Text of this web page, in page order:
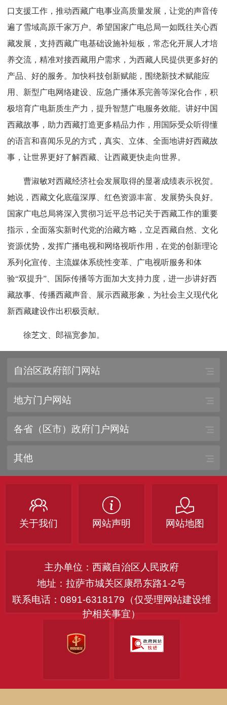
口支援工作，推动西藏广电事业高质量发展，让党的声音传
遍了雪域高原千家万户。希望国家广电总局一如既往关心西
藏发展，支持西藏广电基础设施补短板，常态化开展人才培
养交流，精准对接西藏用户需求，为西藏人民提供更多好的
产品、好的服务。加快科技创新赋能，围绕新技术赋能应
用、新型广电网络建设、应急广播体系完善等深化合作，积
极培育广电新质生产力，提升智慧广电服务效能。讲好中国
西藏故事，助力西藏打造更多精品力作，用国际受众听得懂
的语言和喜闻乐见的方式，真实、立体、全面地讲好西藏故
事，让世界更好了解西藏、让西藏更快走向世界。
曹淑敏对西藏经济社会发展取得的显著成绩表示祝贺。
她说，西藏文化底蕴深厚、红色资源丰富、发展势头良好。
国家广电总局将深入贯彻习近平总书记关于西藏工作的重要
指示，全面落实新时代党的治藏方略，立足西藏自然、文化
资源优势，发挥广播电视和网络视听作用，在党的创新理论
系列化宣传、主流媒体系统性变革、广电视听服务和体
验“双提升”、国际传播等方面加大支持力度，进一步讲好西
藏故事、传播西藏声音、展示西藏形象，为社会主义现代化
新西藏建设作出积极贡献。
徐芝文、郎福宽参加。
自治区政府部门网站
地方门户网站
各省（区市）政府门户网站
其他
关于我们 网站声明 网站地图
主办单位：西藏自治区人民政府
地址：拉萨市城关区康昂东路1-2号
联系电话：0891-6318179（仅受理网站建设维
护相关事宜）